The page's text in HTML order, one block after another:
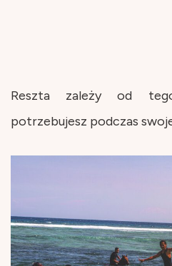
Reszta zależy od
potrzebujesz podczas